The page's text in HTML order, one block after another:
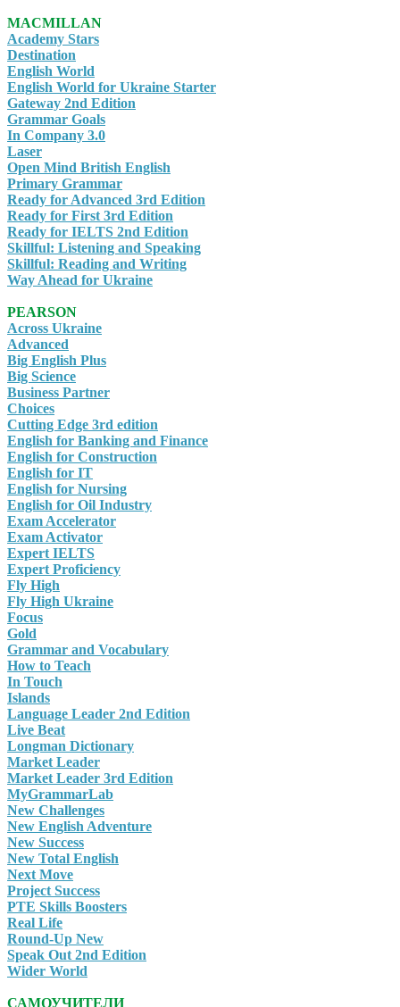
MACMILLAN
Academy Stars
Destination
English World
English World for Ukraine Starter
Gateway 2nd Edition
Grammar Goals
In Company 3.0
Laser
Open Mind British English
Primary Grammar
Ready for Advanced 3rd Edition
Ready for First 3rd Edition
Ready for IELTS 2nd Edition
Skillful: Listening and Speaking
Skillful: Reading and Writing
Way Ahead for Ukraine
PEARSON
Across Ukraine
Advanced
Big English Plus
Big Science
Business Partner
Choices
Cutting Edge 3rd edition
English for Banking and Finance
English for Construction
English for IT
English for Nursing
English for Oil Industry
Exam Accelerator
Exam Activator
Expert IELTS
Expert Proficiency
Fly High
Fly High Ukraine
Focus
Gold
Grammar and Vocabulary
How to Teach
In Touch
Islands
Language Leader 2nd Edition
Live Beat
Longman Dictionary
Market Leader
Market Leader 3rd Edition
MyGrammarLab
New Challenges
New English Adventure
New Success
New Total English
Next Move
Project Success
PTE Skills Boosters
Real Life
Round-Up New
Speak Out 2nd Edition
Wider World
САМОУЧИТЕЛИ